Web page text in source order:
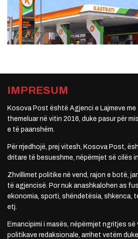
IMPRESUM
Kosova Post është Agjenci e Lajmeve
themeluar në vitin 2016, duke pasur për
e të paanshëm.
Për rrjedhojë, prej vitesh, Kosova Post,
dritare të besueshme, nëpërmjet së cilës
Zhvillimet politike në vend, rajon e botë,
të agjencisë. Por nuk anashkalohen as
ekonomia, sporti, shëndetësia, shkenca,
etj.
Emancipimi i masës, nëpërmjet ngritjes
politikave redaksionale, arrihet vetëm